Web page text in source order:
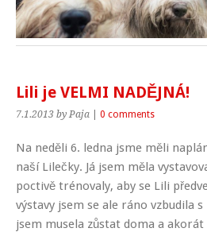
Lili je VELMI NADĚJNÁ!
7.1.2013 by Paja 0 comments
Na neděli 6. ledna jsme měli
naší Lilečky. Já jsem měla
poctivě trénovaly, aby se Lili
výstavy jsem se ale ráno vzbudila
jsem musela zůstat doma a akorát